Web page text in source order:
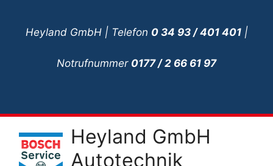
springenHeyland GmbH | Telefon 0 34 93 / 401 401|
Notrufnummer 0177 / 2 66 61 97
Heyland GmbH
Autotechnik